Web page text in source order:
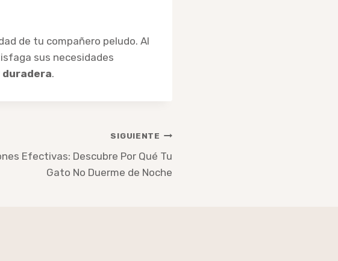
de tu compañero peludo. Al
sus necesidades
duradera.
SIGUIENTE
Efectivas: Descubre Por Qué Tu
Gato No Duerme de Noche